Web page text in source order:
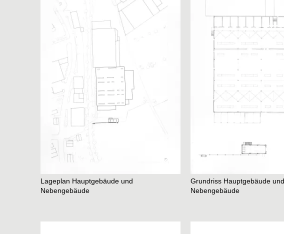
Travels
Research
Thesis
Electives
Team
Home
Lageplan Hauptgebäude und
Nebengebäude
Grundriss Hauptgebäude und
Nebengebäude